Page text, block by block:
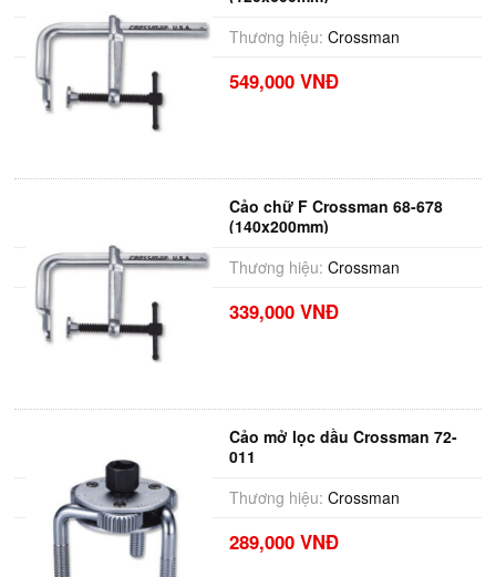
Thương hiệu: Crossman
549,000 VNĐ
Cảo chữ F Crossman 68-678
(140x200mm)
Thương hiệu: Crossman
339,000 VNĐ
Cảo mở lọc dầu Crossman 72-
011
Thương hiệu: Crossman
289,000 VNĐ